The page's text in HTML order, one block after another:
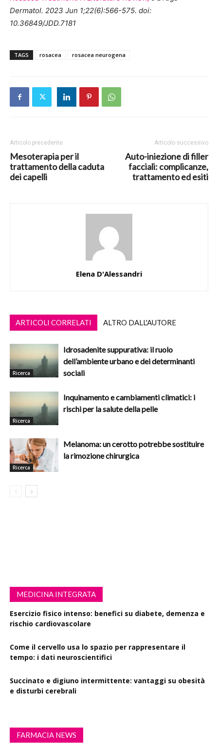
Dermatol. 2023 Jun 1;22(6):566-575. doi:
10.36849/JDD.7181
TAGS rosacea rosacea neurogena
Articolo precedente
Mesoterapia per il
trattamento della caduta
dei capelli
Articolo successivo
Auto-iniezione di filler
facciali: complicanze,
trattamento ed esiti
Elena D'Alessandri
ARTICOLI CORRELATI ALTRO DALL'AUTORE
Ricerca
Idrosadenite suppurativa: il ruolo
dell’ambiente urbano e dei determinanti
sociali
Ricerca
Inquinamento e cambiamenti climatici: i
rischi per la salute della pelle
Ricerca
Melanoma: un cerotto potrebbe sostituire
la rimozione chirurgica
MEDICINA INTEGRATA
Esercizio fisico intenso: benefici su diabete, demenza e
rischio cardiovascolare
Come il cervello usa lo spazio per rappresentare il
tempo: i dati neuroscientifici
Succinato e digiuno intermittente: vantaggi su obesità
e disturbi cerebrali
FARMACIA NEWS